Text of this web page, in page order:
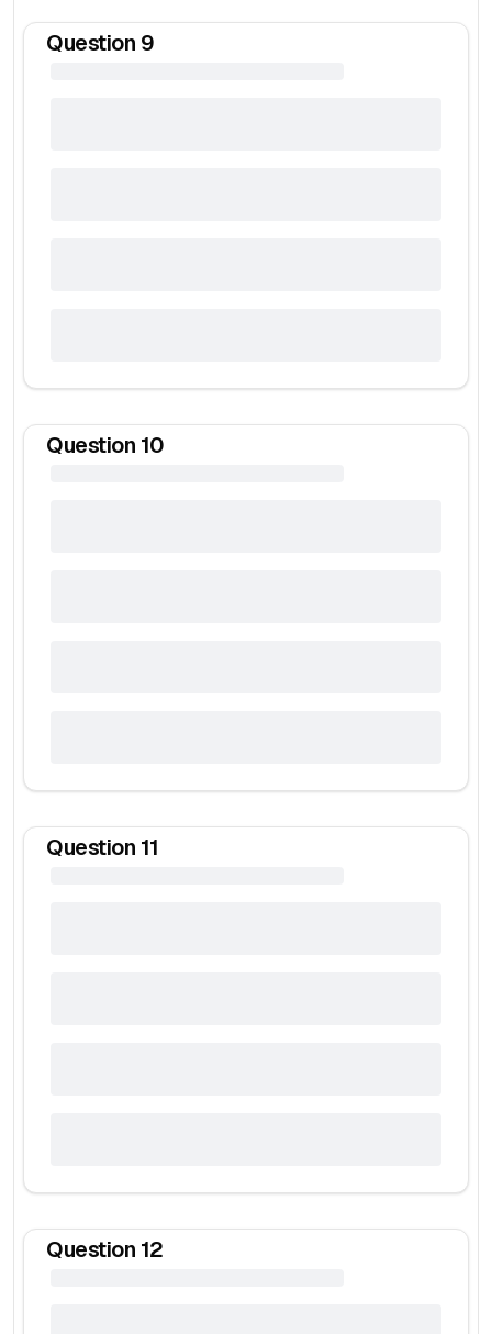
Question 9
Question 10
Question 11
Question 12